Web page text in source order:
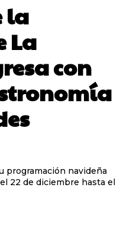
la
La
con
programación navideña
22 de diciembre hasta el